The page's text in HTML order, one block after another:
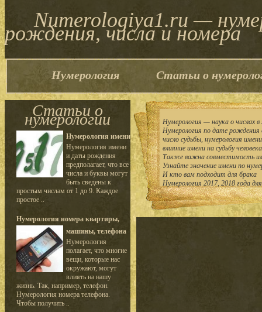
Numerologiya1.ru —
рождения, числа и номера
Нумерология Статьи о
Статьи о
нумерологии
Нумерология имени
Нумерология имени
и даты рождения
предполагает, что все
числа и буквы могут
быть сведены к
простым числам от 1 до 9. Каждое
простое ..
Нумерология номера квартиры,
машины, телефона
Нумерология
полагает, что многие
вещи, которые нас
окружают, могут
влиять на нашу
жизнь. Так, например, телефон.
Нумерология номера телефона.
Чтобы получить ..
Нумерология — наука о числах в
Нумерология по дате
число судьбы, нумерология
влияние имени на судьбу
Также важна совместимость
Узнайте значение имени по
И кто вам подходит для брака
Нумерология 2017, 2018 года